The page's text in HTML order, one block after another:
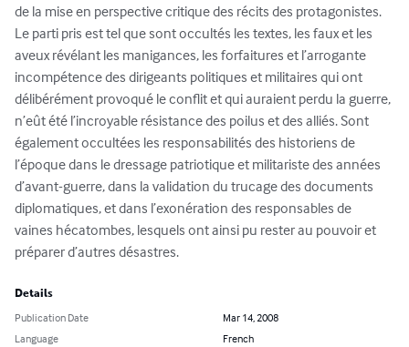
de la mise en perspective critique des récits des protagonistes.
Le parti pris est tel que sont occultés les textes, les faux et les
aveux révélant les manigances, les forfaitures et l’arrogante
incompétence des dirigeants politiques et militaires qui ont
délibérément provoqué le conflit et qui auraient perdu la guerre,
n’eût été l’incroyable résistance des poilus et des alliés. Sont
également occultées les responsabilités des historiens de
l’époque dans le dressage patriotique et militariste des années
d’avant-guerre, dans la validation du trucage des documents
diplomatiques, et dans l’exonération des responsables de
vaines hécatombes, lesquels ont ainsi pu rester au pouvoir et
préparer d’autres désastres.
Details
Publication Date
Mar 14, 2008
Language
French